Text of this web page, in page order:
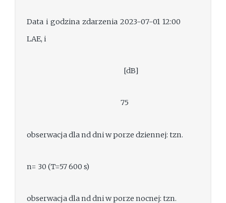
Data i godzina zdarzenia 2023-07-01 12:00
LAE, i
[dB]
75
obserwacja dla nd dni w porze dziennej: tzn.
n= 30 (T=57 600 s)
obserwacja dla nd dni w porze nocnej: tzn.